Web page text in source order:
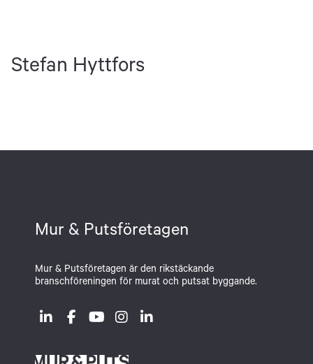
Stefan Hyttfors
Mur & Putsföretagen
Mur & Putsföretagen är den rikstäckande
branschföreningen för murat och putsat byggande.